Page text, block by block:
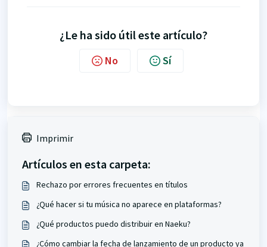
¿Le ha sido útil este artículo?
No Sí
Imprimir
Artículos en esta carpeta:
Rechazo por errores frecuentes en títulos
¿Qué hacer si tu música no aparece en plataformas?
¿Qué productos puedo distribuir en Naeku?
¿Cómo cambiar la fecha de lanzamiento de un producto ya